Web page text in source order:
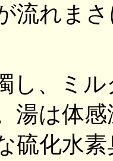
流れま
し、ミ
湯は体
硫化水